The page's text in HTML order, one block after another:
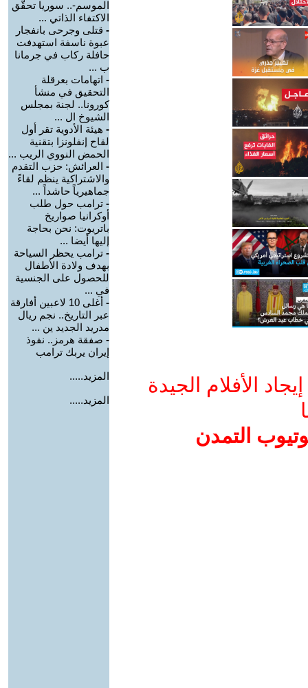
الأفلام الجيدة
التمدن
الموسم-.. سوريا تحقّق
الاكتفاء الذاتي ...
- قتلى وجرحى بانفجار
عبوة ناسفة استهدفت
حافلة ركاب في جرمانا
ب ...
- اتهامات بعرقلة
التحقيق في منشأ
كورونا.. لجنة بمجلس
الشيوخ ال ...
- هيئة الأدوية تقر أول
لقاح إنفلونزا بتقنية
الحمض النووي الريب ...
- العرائش: حزب التقدم
والاشتراكية ينظم لقاءً
جماهيرياً حاشداً ...
- ترامب حول طلب
أوكرانيا صواريخ
باتريوت: نحن بحاجة
إليها أيضا ...
- ترامب يحظر السياحة
بهدف ولادة الأطفال
للحصول على الجنسية
في ...
-
أغلى 10 لاعبين أفارقة
عبر التاريخ.. نجم ريال
مدريد الجديد ين ...
- صفقة هرمز.. نفوذ
إيران يربك ترامب
المزيد.....
المزيد.....